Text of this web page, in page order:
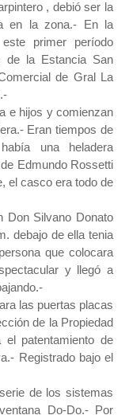
, debió ser la
en la zona.- En la
primer período
de la Estancia San
de Gral La
e hijos y comienzan
Eran tiempos de
una heladera
Edmundo Rossetti
el casco era todo de
Don Silvano Donato
debajo de ella tenia
que colocara
y llegó a
las puertas placas
de la Propiedad
el patentamiento de
Registrado bajo el
de los sistemas
Do-Do.- Por